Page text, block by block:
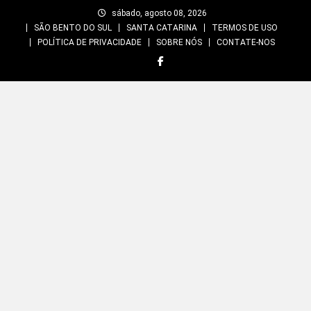
sábado, agosto 08, 2026
SÃO BENTO DO SUL
SANTA CATARINA
TERMOS DE USO
POLÍTICA DE PRIVACIDADE
SOBRE NÓS CONTATE-NOS